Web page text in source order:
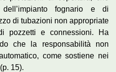
dell’impianto fognario e di
di tubazioni non appropriate
pozzetti e connessioni. Ha
che la responsabilità non
come sostiene nei
15).